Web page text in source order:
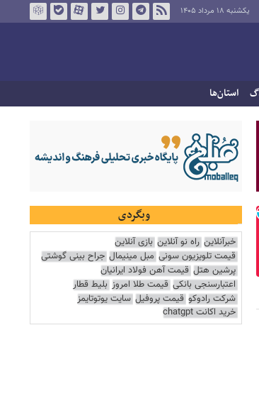
یکشنبه ۱۸ مرداد ۱۴۰۵
استان‌ها
وبگردی
خبرآنلاین راه نو آنلاین بازی آنلاین
قیمت تلویزیون سونی مبل مینیمال جراح بینی گوشتی
پرشین هتل قیمت آهن فولاد ایرانیان
اعتبارسنجی بانکی قیمت طلا امروز بلیط قطار
شرکت رادوکو قیمت پروفیل سایت یوتوتایمز
خرید اکانت chatgpt